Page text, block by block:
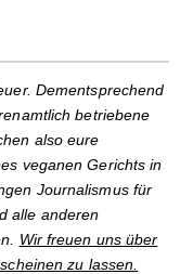
Dementsprechend
betriebene
also eure
veganen Gerichts in
Journalismus für
alle anderen
Wir freuen uns über
zu lassen.